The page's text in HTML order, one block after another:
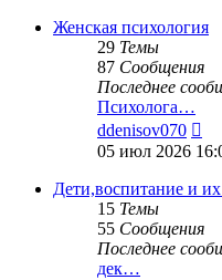
Женская психология
29 Темы
87 Сообщения
Последнее
Психолога…
ddenisov070
к
05 июл 2026
Дети,воспитание и
15 Темы
55 Сообщения
Последнее
дек…